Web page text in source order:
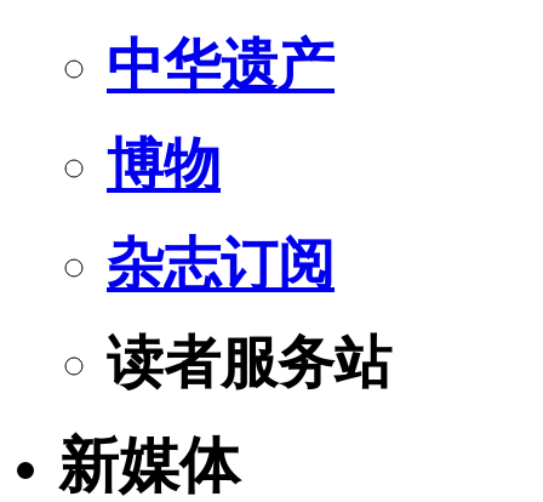
中华遗产
博物
杂志订阅
读者服务站
新媒体